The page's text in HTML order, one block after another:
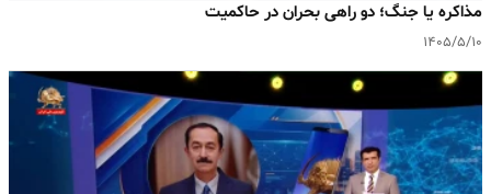
مذاکره یا جنگ؛ دو راهی بحران در حاکمیت
۱۴۰۵/۵/۱۰